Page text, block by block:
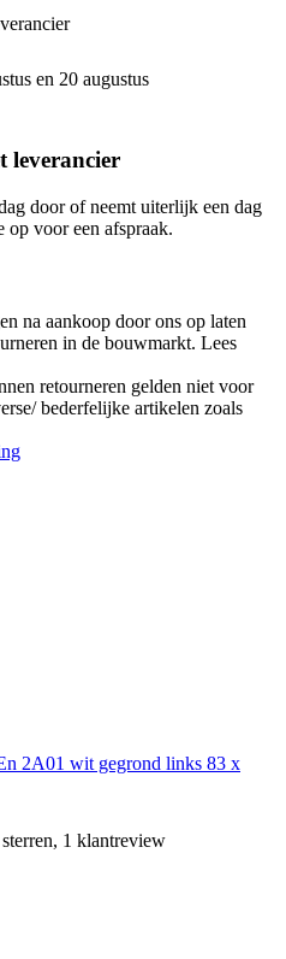
en 20 augustus
leverancier
door of neemt uiterlijk een dag
op voor een afspraak.
na aankoop door ons op laten
in de bouwmarkt. Lees
retourneren gelden niet voor
bederfelijke artikelen zoals
2A01 wit gegrond links 83 x
1 klantreview